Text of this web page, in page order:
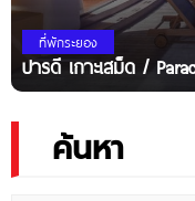
ที่พักระยอง
ปารดี เกาะเสม็ด /
ค้นหา